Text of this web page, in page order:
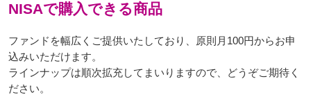
NISAで購入できる商品
ファンドを幅広くご提供いたしており、原則月100円からお申
込みいただけます。
ラインナップは順次拡充してまいりますので、どうぞご期待く
ださい。